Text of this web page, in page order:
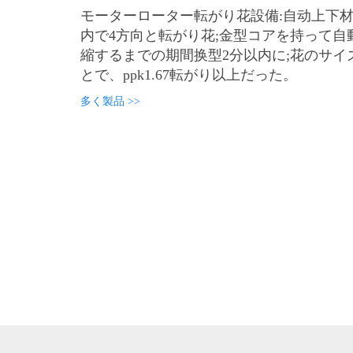
モーターローター転がり花設備:自动上下
内で4方向と転がり花;金型コアを持って自
縮するまでの期間换型2分以内に;花のサイ
とで、ppk1.67転がり以上だった。
多く製品 >>